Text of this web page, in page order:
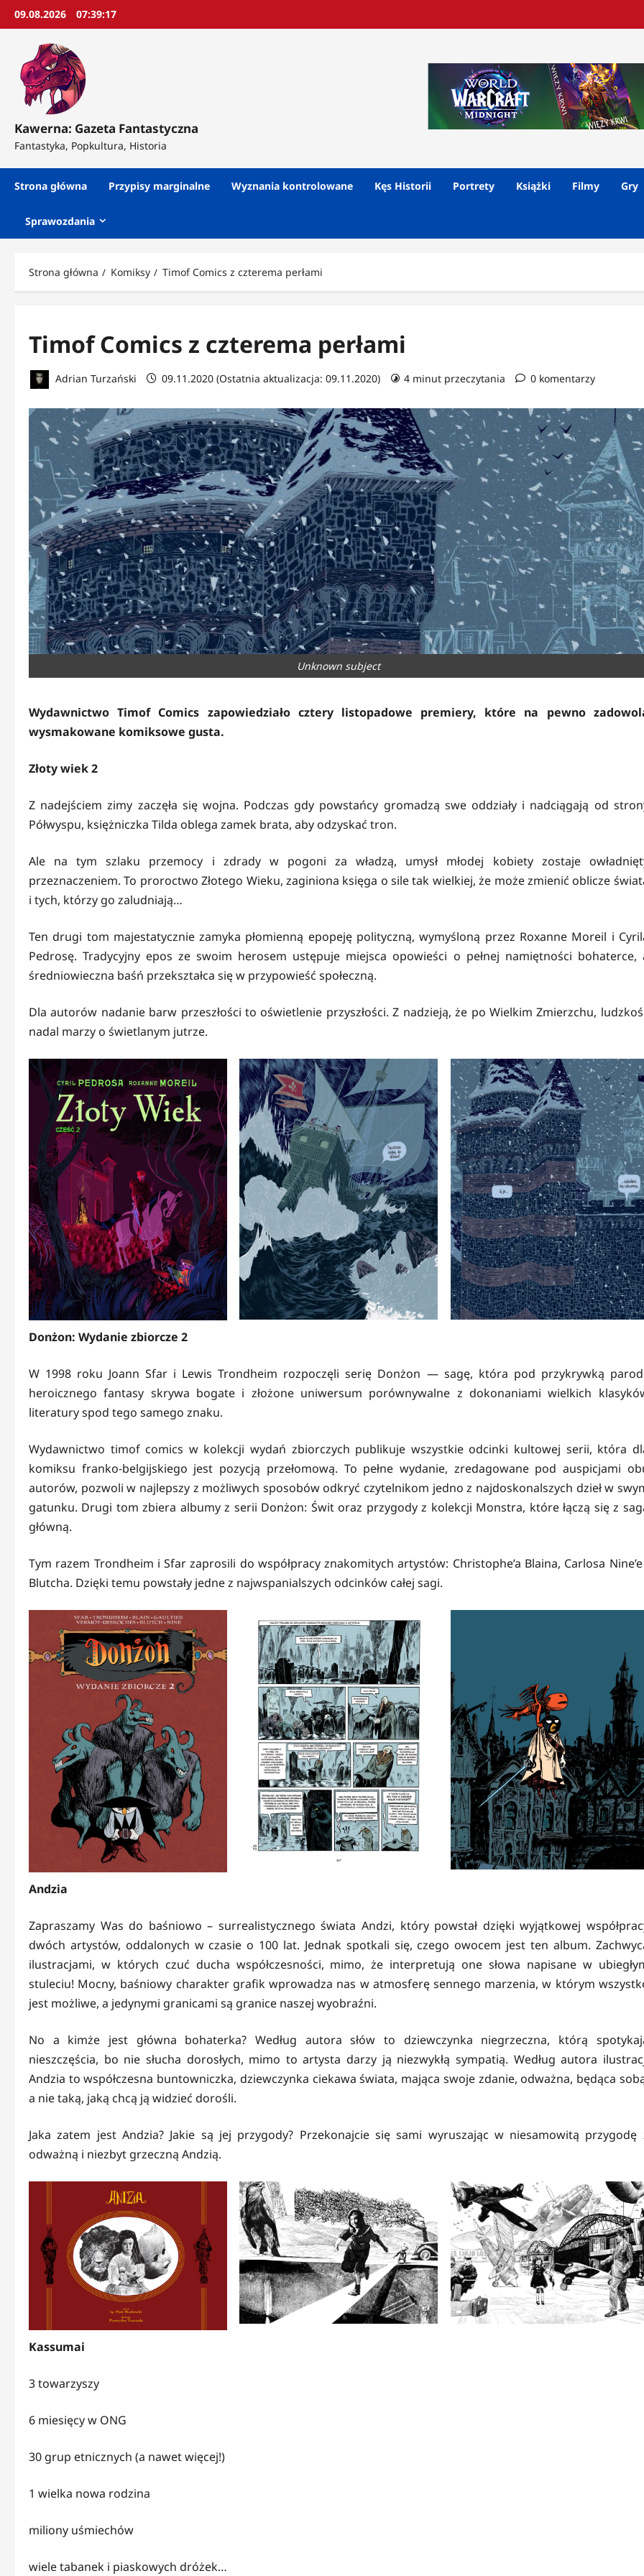
Przejdź
09.08.2026 07:39:19
Kawerna: Gazeta Fantastyczna
Fantastyka, Popkultura, Historia
Strona główna Przypisy marginalne Wyznania kontrolowane Kęs Historii Portrety Książki Filmy Gry
Sprawozdania
Strona główna Komiksy Timof Comics z czterema perłami
Timof Comics z czterema perłami
Adrian Turzański 09.11.2020 (Ostatnia aktualizacja: 09.11.2020) 4 minut przeczytania 0 komentarzy
Unknown subject
Wydawnictwo Timof Comics zapowiedziało cztery listopadowe premiery, które na pewno
wysmakowane komiksowe gusta.
Złoty wiek 2
Z nadejściem zimy zaczęła się wojna. Podczas gdy powstańcy gromadzą swe oddziały i nadciągają od
Półwyspu, księżniczka Tilda oblega zamek brata, aby odzyskać tron.
Ale na tym szlaku przemocy i zdrady w pogoni za władzą, umysł młodej kobiety zostaje
przeznaczeniem. To proroctwo Złotego Wieku, zaginiona księga o sile tak wielkiej, że może zmienić oblicze
i tych, którzy go zaludniają…
Ten drugi tom majestatycznie zamyka płomienną epopeję polityczną, wymyśloną przez Roxanne Moreil i
Pedrosę. Tradycyjny epos ze swoim herosem ustępuje miejsca opowieści o pełnej namiętności bohaterce,
średniowieczna baśń przekształca się w przypowieść społeczną.
Dla autorów nadanie barw przeszłości to oświetlenie przyszłości. Z nadzieją, że po Wielkim Zmierzchu,
nadal marzy o świetlanym jutrze.
Donżon: Wydanie zbiorcze 2
W 1998 roku Joann Sfar i Lewis Trondheim rozpoczęli serię Donżon — sagę, która pod przykrywką
heroicznego fantasy skrywa bogate i złożone uniwersum porównywalne z dokonaniami wielkich
literatury spod tego samego znaku.
Wydawnictwo timof comics w kolekcji wydań zbiorczych publikuje wszystkie odcinki kultowej serii, która
komiksu franko-belgijskiego jest pozycją przełomową. To pełne wydanie, zredagowane pod auspicjami
autorów, pozwoli w najlepszy z możliwych sposobów odkryć czytelnikom jedno z najdoskonalszych dzieł w
gatunku. Drugi tom zbiera albumy z serii Donżon: Świt oraz przygody z kolekcji Monstra, które łączą się z
główną.
Tym razem Trondheim i Sfar zaprosili do współpracy znakomitych artystów: Christophe’a Blaina, Carlosa
Blutcha. Dzięki temu powstały jedne z najwspanialszych odcinków całej sagi.
Andzia
Zapraszamy Was do baśniowo – surrealistycznego świata Andzi, który powstał dzięki wyjątkowej
dwóch artystów, oddalonych w czasie o 100 lat. Jednak spotkali się, czego owocem jest ten album.
ilustracjami, w których czuć ducha współczesności, mimo, że interpretują one słowa napisane w
stuleciu! Mocny, baśniowy charakter grafik wprowadza nas w atmosferę sennego marzenia, w którym
jest możliwe, a jedynymi granicami są granice naszej wyobraźni.
No a kimże jest główna bohaterka? Według autora słów to dziewczynka niegrzeczna, którą
nieszczęścia, bo nie słucha dorosłych, mimo to artysta darzy ją niezwykłą sympatią. Według autora
Andzia to współczesna buntowniczka, dziewczynka ciekawa świata, mająca swoje zdanie, odważna, będąca
a nie taką, jaką chcą ją widzieć dorośli.
Jaka zatem jest Andzia? Jakie są jej przygody? Przekonajcie się sami wyruszając w niesamowitą przygodę
odważną i niezbyt grzeczną Andzią.
Kassumai
3 towarzyszy
6 miesięcy w ONG
30 grup etnicznych (a nawet więcej!)
1 wielka nowa rodzina
miliony uśmiechów
wiele tabanek i piaskowych dróżek…